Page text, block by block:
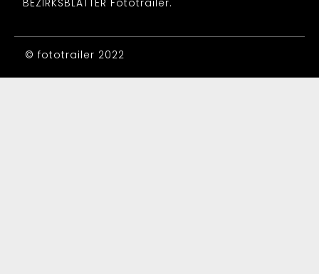
BEZIRKSBLÄTTER Fototrailer.
© fototrailer 2022